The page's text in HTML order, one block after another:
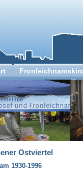
Ostviertel
1930-1996